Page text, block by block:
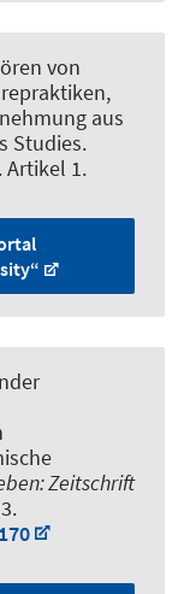
von
aus
Studies.
Artikel 1.
Zeitschrift